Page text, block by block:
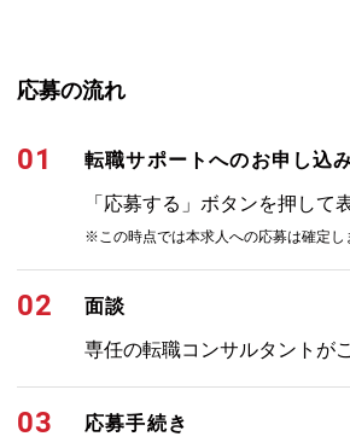
応募の流れ
01
転職サポートへのお申し込
「応募する」ボタンを押し
※この時点では本求人への応募は確定し
02
面談
専任の転職コンサルタントが
03
応募手続き